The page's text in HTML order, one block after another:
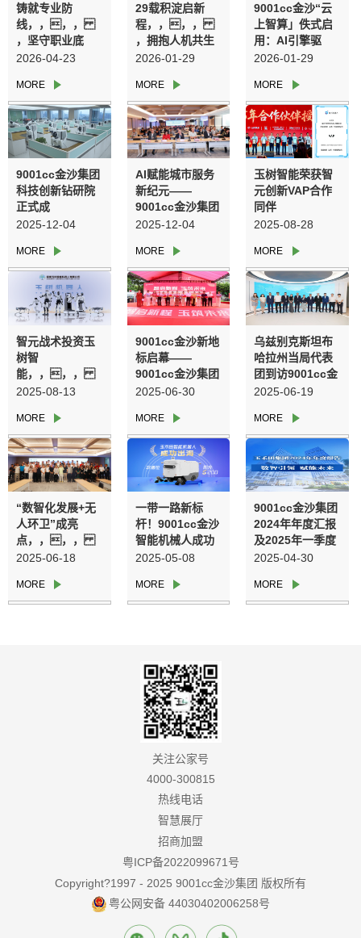
铸就专业防
线，，，，
，坚守职业底
线，，，，
——集团采购系
统宣贯与风险防
备全员大会圆满
召开
2026-04-23
29载积淀启新
程，，，，
，拥抱人机共生
新航向—9001cc
机械人二十九载
战术转型发展大
会圆满召开
2026-01-29
9001cc金沙“云
上智算」佚式启
用：AI引擎驱
动，，，，
治理新纪元
2026-01-29
9001cc金沙集团
科技创新钻研院
正式成
立，，，，
时期城市综合服
务新模式
2025-12-04
AI赋能城市服务
新纪元——
9001cc金沙集团
全员AI培训圆满
2025-12-04
玉树智能荣获智
元创新VAP合作
同伴
2025-08-28
智元战术投资玉
树智
能，，，，
，价值协同驱动
2025-08-13
9001cc金沙新地
标启幕——
9001cc金沙集团
隆沉进行乔迁盛
合作签约典礼
2025-06-30
乌兹别克斯坦布
哈拉州当局代表
团到访9001cc金
沙集团 共拓智慧
空间
2025-06-19
“数智化发展+无
人环卫”成亮
点，，，，
，9001cc金沙欢
观调研
2025-06-18
一带一路新标
杆！9001cc金沙
智能机械人成功
进军越南市场
2025-05-08
9001cc金沙集团
2024年年度汇报
及2025年一季度
汇报
2025-04-30
关注公家号
4000-300815
热线电话
智慧展厅
招商加盟
粤ICP备2022099671号
Copyright?1997 - 2025 9001cc金沙集团 版权所有
粤公网安备 44030402006258号